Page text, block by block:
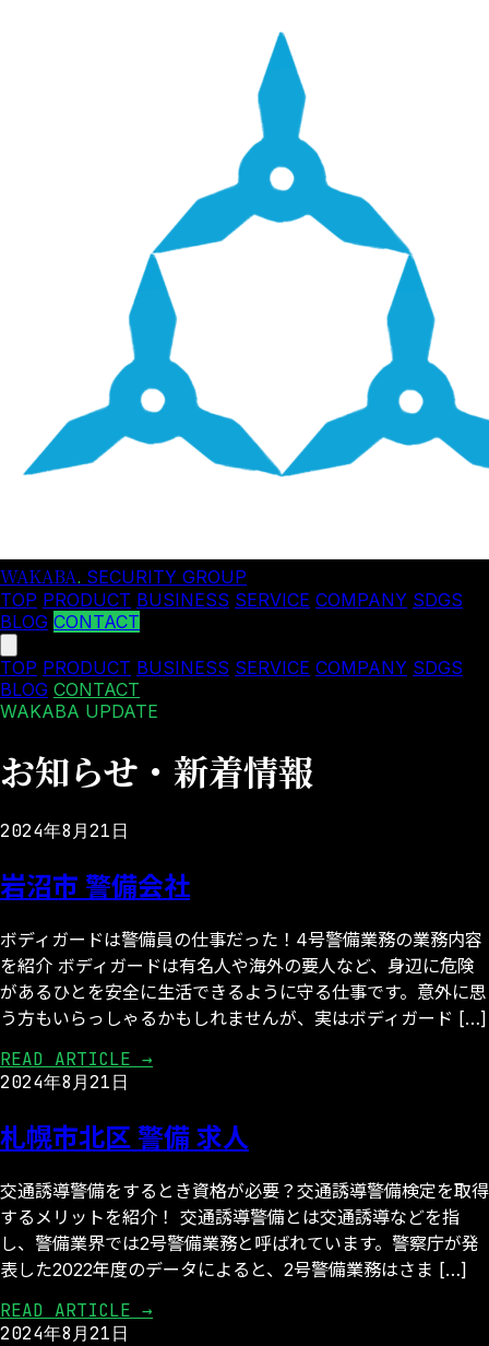
WAKABA. SECURITY GROUP
TOP PRODUCT BUSINESS SERVICE COMPANY SDGS
BLOG CONTACT
TOP PRODUCT BUSINESS SERVICE COMPANY SDGS
BLOG CONTACT
WAKABA UPDATE
お知らせ・新着情報
2024年8月21日
岩沼市 警備会社
ボディガードは警備員の仕事だった！4号警備業務の業務内容
を紹介 ボディガードは有名人や海外の要人など、身辺に危険
があるひとを安全に生活できるように守る仕事です。意外に思
う方もいらっしゃるかもしれませんが、実はボディガード […]
READ ARTICLE →
2024年8月21日
札幌市北区 警備 求人
交通誘導警備をするとき資格が必要？交通誘導警備検定を取得
するメリットを紹介！ 交通誘導警備とは交通誘導などを指
し、警備業界では2号警備業務と呼ばれています。警察庁が発
表した2022年度のデータによると、2号警備業務はさま […]
READ ARTICLE →
2024年8月21日